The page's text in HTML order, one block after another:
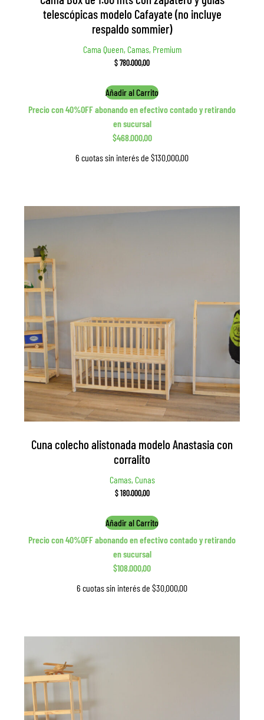
telescópicas modelo Cafayate (no incluye
respaldo sommier)
Cama Queen, Camas, Premium
$780.000,00
Añadir al Carrito
Precio con 40%OFF abonando en efectivo contado y retirando
en sucursal
$468.000,00
6 cuotas sin interés de $130.000,00
Cuna colecho alistonada modelo Anastasia con
corralito
Camas, Cunas
$180.000,00
Añadir al Carrito
Precio con 40%OFF abonando en efectivo contado y retirando
en sucursal
$108.000,00
6 cuotas sin interés de $30.000,00